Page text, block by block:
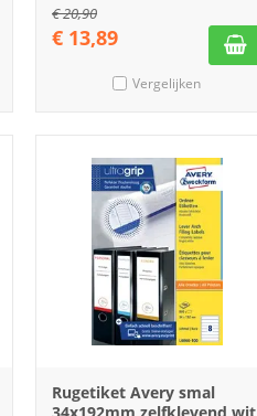
€20,90
€ 13,89
Vergelijken
Rugetiket Avery smal